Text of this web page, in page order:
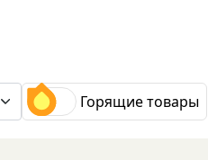
Горящие товары